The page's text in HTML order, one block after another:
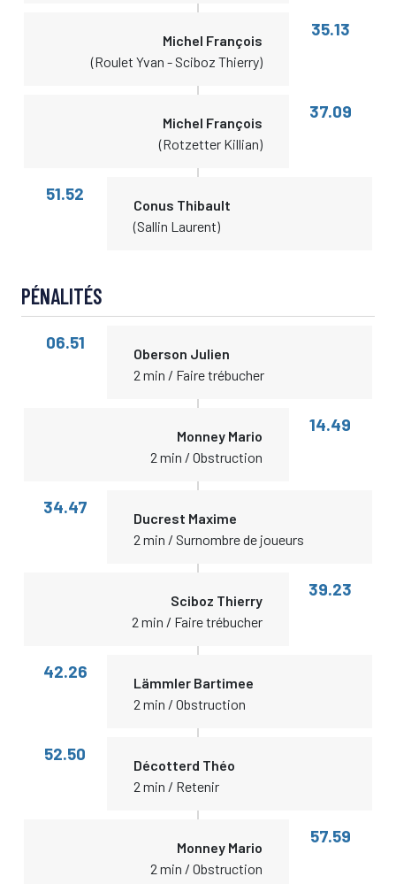
Michel François
(Roulet Yvan - Sciboz Thierry)
35.13
Michel François
(Rotzetter Killian)
37.09
51.52
Conus Thibault
(Sallin Laurent)
PÉNALITÉS
06.51
Oberson Julien
2 min / Faire trébucher
Monney Mario
2 min / Obstruction
14.49
34.47
Ducrest Maxime
2 min / Surnombre de joueurs
Sciboz Thierry
2 min / Faire trébucher
39.23
42.26
Lämmler Bartimee
2 min / Obstruction
52.50
Décotterd Théo
2 min / Retenir
Monney Mario
2 min / Obstruction
57.59